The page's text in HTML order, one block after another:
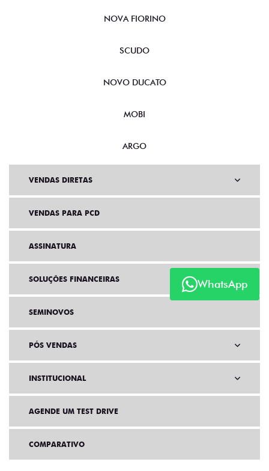
WhatsApp
NOVA FIORINO
SCUDO
NOVO DUCATO
MOBI
ARGO
VENDAS DIRETAS
VENDAS PARA PCD
ASSINATURA
SOLUÇÕES FINANCEIRAS
SEMINOVOS
PÓS VENDAS
INSTITUCIONAL
AGENDE UM TEST DRIVE
COMPARATIVO